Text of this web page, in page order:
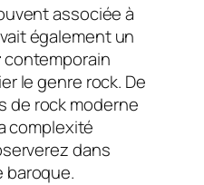
associée à
également un
contemporain
le genre rock. De
de rock moderne
complexité
dans
baroque.